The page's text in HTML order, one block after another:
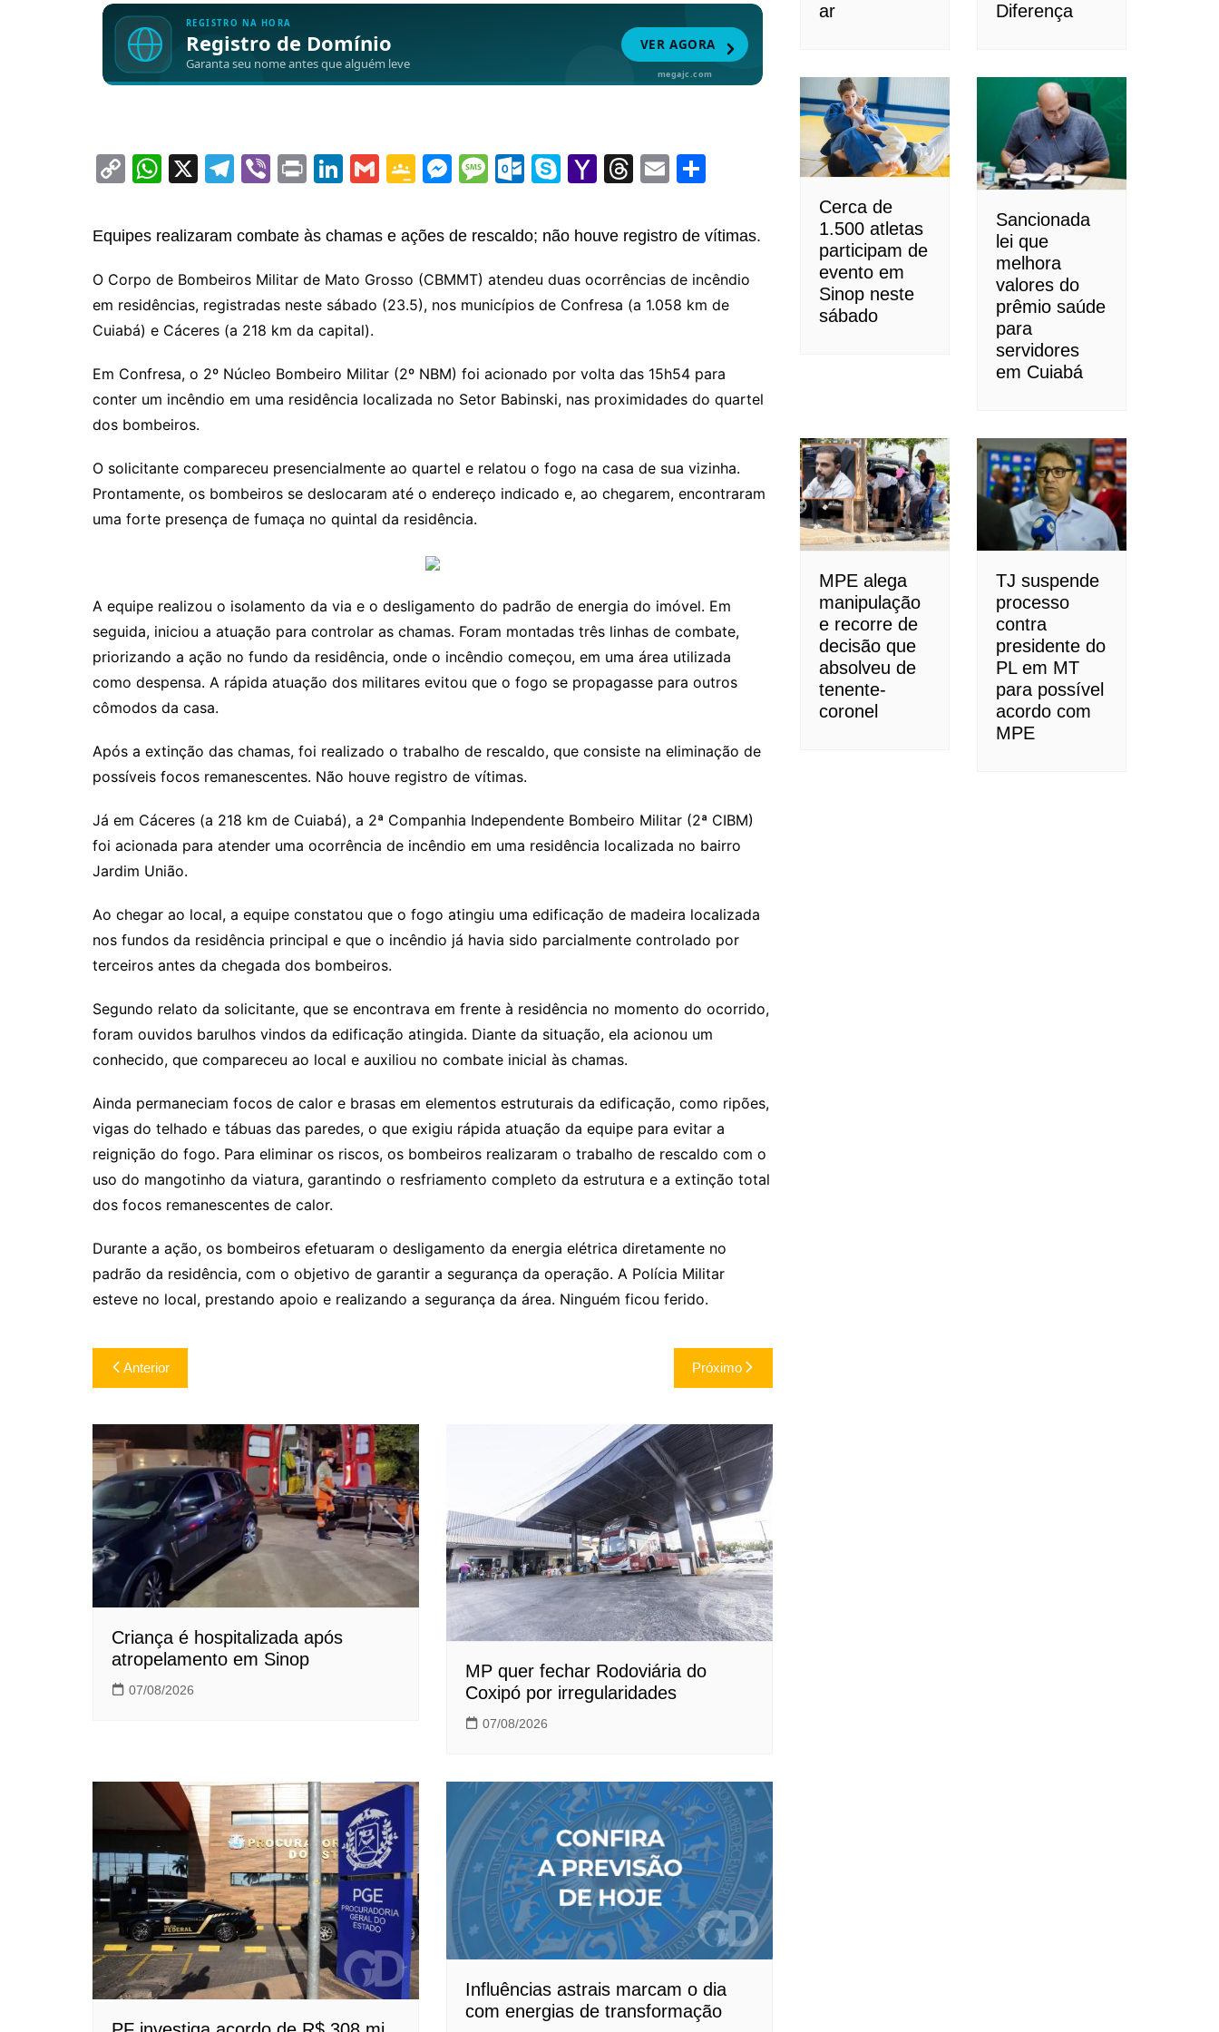
C
p
y
Li
n
k
W
at
A
p
p
X
T
e
a
m
Vi
er
Pr
t
Li
k
dI
n
G
ai
G
o
gl
e
Cl
s
sr
o
m
M
s
e
n
er
M
s
a
g
O
lo
o
k.
c
m
S
y
e
Y
h
o
M
l
T
e
a
d
s
E
ai ar
Equipes realizaram combate às chamas e ações de rescaldo; não houve registro de vítimas.
O Corpo de Bombeiros Militar de Mato Grosso (CBMMT) atendeu duas ocorrências de incêndio
em residências, registradas neste sábado (23.5), nos municípios de Confresa (a 1.058 km de
Cuiabá) e Cáceres (a 218 km da capital).
Em Confresa, o 2º Núcleo Bombeiro Militar (2º NBM) foi acionado por volta das 15h54 para
conter um incêndio em uma residência localizada no Setor Babinski, nas proximidades do quartel
dos bombeiros.
O solicitante compareceu presencialmente ao quartel e relatou o fogo na casa de sua vizinha.
Prontamente, os bombeiros se deslocaram até o endereço indicado e, ao chegarem, encontraram
uma forte presença de fumaça no quintal da residência.
A equipe realizou o isolamento da via e o desligamento do padrão de energia do imóvel. Em
seguida, iniciou a atuação para controlar as chamas. Foram montadas três linhas de combate,
priorizando a ação no fundo da residência, onde o incêndio começou, em uma área utilizada
como despensa. A rápida atuação dos militares evitou que o fogo se propagasse para outros
cômodos da casa.
Após a extinção das chamas, foi realizado o trabalho de rescaldo, que consiste na eliminação de
possíveis focos remanescentes. Não houve registro de vítimas.
Já em Cáceres (a 218 km de Cuiabá), a 2ª Companhia Independente Bombeiro Militar (2ª CIBM)
foi acionada para atender uma ocorrência de incêndio em uma residência localizada no bairro
Jardim União.
Ao chegar ao local, a equipe constatou que o fogo atingiu uma edificação de madeira localizada
nos fundos da residência principal e que o incêndio já havia sido parcialmente controlado por
terceiros antes da chegada dos bombeiros.
Segundo relato da solicitante, que se encontrava em frente à residência no momento do ocorrido,
foram ouvidos barulhos vindos da edificação atingida. Diante da situação, ela acionou um
conhecido, que compareceu ao local e auxiliou no combate inicial às chamas.
Ainda permaneciam focos de calor e brasas em elementos estruturais da edificação, como ripões,
vigas do telhado e tábuas das paredes, o que exigiu rápida atuação da equipe para evitar a
reignição do fogo. Para eliminar os riscos, os bombeiros realizaram o trabalho de rescaldo com o
uso do mangotinho da viatura, garantindo o resfriamento completo da estrutura e a extinção total
dos focos remanescentes de calor.
Durante a ação, os bombeiros efetuaram o desligamento da energia elétrica diretamente no
padrão da residência, com o objetivo de garantir a segurança da operação. A Polícia Militar
esteve no local, prestando apoio e realizando a segurança da área. Ninguém ficou ferido.
Navegação
de
Post
Anterior Próximo
Criança é hospitalizada após
atropelamento em Sinop
07/08/2026
MP quer fechar Rodoviária do
Coxipó por irregularidades
07/08/2026
Influências astrais marcam o dia
com energias de transformação
ar Diferença
Cerca de
1.500 atletas
participam de
evento em
Sinop neste
sábado
Sancionada
lei que
melhora
valores do
prêmio saúde
para
servidores
em Cuiabá
MPE alega
manipulação
e recorre de
decisão que
absolveu de
tenente-
coronel
TJ suspende
processo
contra
presidente do
PL em MT
para possível
acordo com
MPE